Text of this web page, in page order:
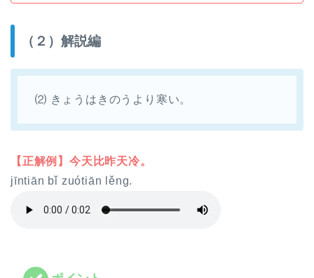
（２）解説編
⑵ きょうはきのうより寒い。
【正解例】今天比昨天冷。
jīntiān bǐ zuótiān lěng.